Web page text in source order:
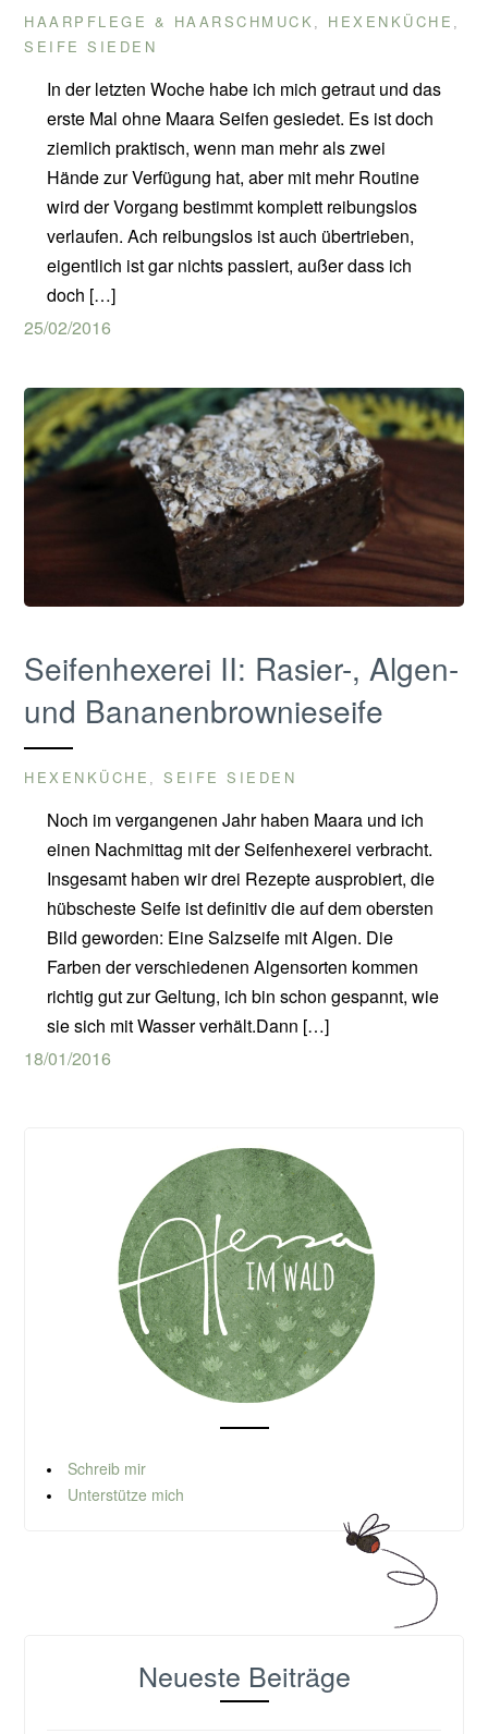
HAARPFLEGE & HAARSCHMUCK , HEXENKÜCHE ,
SEIFE SIEDEN
In der letzten Woche habe ich mich getraut und das
erste Mal ohne Maara Seifen gesiedet. Es ist doch
ziemlich praktisch, wenn man mehr als zwei
Hände zur Verfügung hat, aber mit mehr Routine
wird der Vorgang bestimmt komplett reibungslos
verlaufen. Ach reibungslos ist auch übertrieben,
eigentlich ist gar nichts passiert, außer dass ich
doch […]
25/02/2016
Seifenhexerei II: Rasier-, Algen-
und Bananenbrownieseife
HEXENKÜCHE ,SEIFE SIEDEN
Noch im vergangenen Jahr haben Maara und ich
einen Nachmittag mit der Seifenhexerei verbracht.
Insgesamt haben wir drei Rezepte ausprobiert, die
hübscheste Seife ist definitiv die auf dem obersten
Bild geworden: Eine Salzseife mit Algen. Die
Farben der verschiedenen Algensorten kommen
richtig gut zur Geltung, ich bin schon gespannt, wie
sie sich mit Wasser verhält.Dann […]
18/01/2016
Schreib mir
Unterstütze mich
Neueste Beiträge